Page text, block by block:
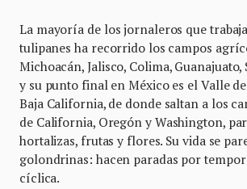
La mayoría de los jornaleros que
tulipanes ha recorrido los campos
Michoacán, Jalisco, Colima, Guanajuato,
y su punto final en México es el Valle
Baja California, de donde saltan a los
de California, Oregón y Washington,
hortalizas, frutas y flores. Su vida se
golondrinas: hacen paradas por
cíclica.